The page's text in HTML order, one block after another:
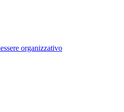
organizzativo